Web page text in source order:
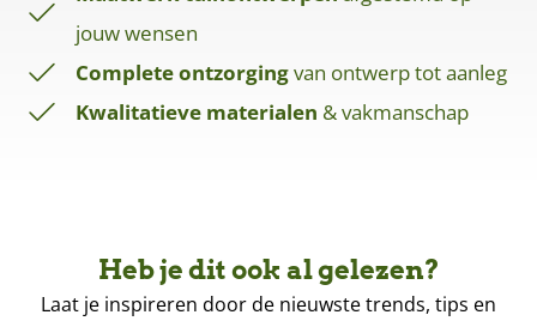
jouw wensen
Complete ontzorgingvan ontwerp tot aanleg
Kwalitatieve materialen & vakmanschap
Heb je dit ook al gelezen?
Laat je inspireren door de nieuwste trends, tips en